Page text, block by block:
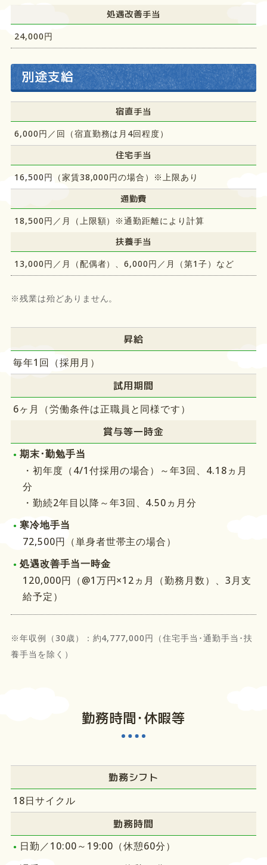
処遇改善手当
24,000円
別途支給
宿直手当
6,000円／回（宿直勤務は月4回程度）
住宅手当
16,500円（家賃38,000円の場合）※上限あり
通勤費
18,500円／月（上限額）※通勤距離により計算
扶養手当
13,000円／月（配偶者）、6,000円／月（第1子）など
※残業は殆どありません。
昇給
毎年1回（採用月）
試用期間
6ヶ月（労働条件は正職員と同様です）
賞与等一時金
期末･勤勉手当
・初年度（4/1付採用の場合）～年3回、4.18ヵ月
分
・勤続2年目以降～年3回、4.50ヵ月分
寒冷地手当
72,500円（単身者世帯主の場合）
処遇改善手当一時金
120,000円（@1万円×12ヵ月（勤務月数）、3月支
給予定）
※年収例（30歳）：約4,777,000円（住宅手当･通勤手当･扶
養手当を除く）
勤務時間･休暇等
勤務シフト
18日サイクル
勤務時間
日勤／10:00～19:00（休憩60分）